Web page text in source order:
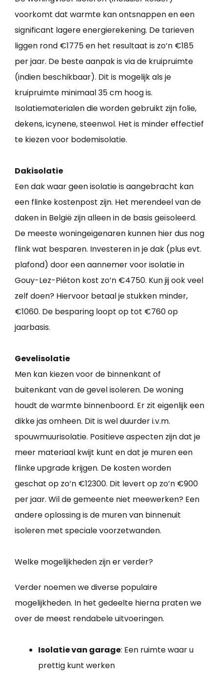
voorkomt dat warmte kan ontsnappen en een
significant lagere energierekening. De tarieven
liggen rond €1775 en het resultaat is zo’n €185
per jaar. De beste aanpak is via de kruipruimte
(indien beschikbaar). Dit is mogelijk als je
kruipruimte minimaal 35 cm hoog is.
Isolatiematerialen die worden gebruikt zijn folie,
dekens, icynene, steenwol. Het is minder effectief
te kiezen voor bodemisolatie.
Dakisolatie
Een dak waar geen isolatie is aangebracht kan
een flinke kostenpost zijn. Het merendeel van de
daken in België zijn alleen in de basis geïsoleerd.
De meeste woningeigenaren kunnen hier dus nog
flink wat besparen. Investeren in je dak (plus evt.
plafond) door een aannemer voor isolatie in
Gouy-Lez-Piéton kost zo’n €4750. Kun jij ook veel
zelf doen? Hiervoor betaal je stukken minder,
€1060. De besparing loopt op tot €760 op
jaarbasis.
Gevelisolatie
Men kan kiezen voor de binnenkant of
buitenkant van de gevel isoleren. De woning
houdt de warmte binnenboord. Er zit eigenlijk een
dikke jas omheen. Dit is wel duurder i.v.m.
spouwmuurisolatie. Positieve aspecten zijn dat je
meer materiaal kwijt kunt en dat je muren een
flinke upgrade krijgen. De kosten worden
geschat op zo’n €12300. Dit levert op zo’n €900
per jaar. Wil de gemeente niet meewerken? Een
andere oplossing is de muren van binnenuit
isoleren met speciale voorzetwanden.
Welke mogelijkheden zijn er verder?
Verder noemen we diverse populaire
mogelijkheden. In het gedeelte hierna praten we
over de meest rendabele uitvoeringen.
Isolatie van garage: Een ruimte waar u
prettig kunt werken